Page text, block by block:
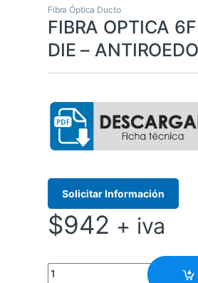
Fibra Óptica Ducto
FIBRA OPTICA
DIE –
Solicitar Información
$942 + iva
FIBRA OPTICA 6F MM DUCTO